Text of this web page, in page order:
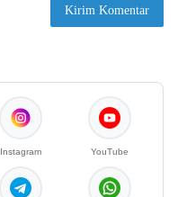
Instagram YouTube